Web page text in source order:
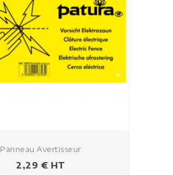
Panneau Avertisseur
Prix
2,29 € HT